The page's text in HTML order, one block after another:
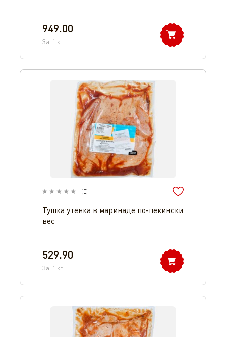
949.00
За 1 кг.
(0)
Тушка утенка в маринаде по-пекински
вес
529.90
За 1 кг.